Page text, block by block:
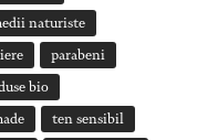
naturiste
parabeni
bio
ten sensibil